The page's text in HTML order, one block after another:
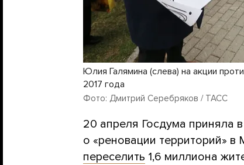
Юлия Галямина (слева) на акции
2017 года
Фото: Дмитрий Серебряков / ТАСС
20 апреля Госдума приняла
о «реновации территорий» в
переселить 1,6 миллиона